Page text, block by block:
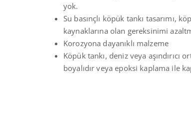
yok.
Su basınçlı köpük tankı tasarımı,
kaynaklarına olan gereksinimi
Korozyona dayanıklı malzeme
Köpük tankı, deniz veya aşındırıcı
boyalıdır veya epoksi kaplama ile